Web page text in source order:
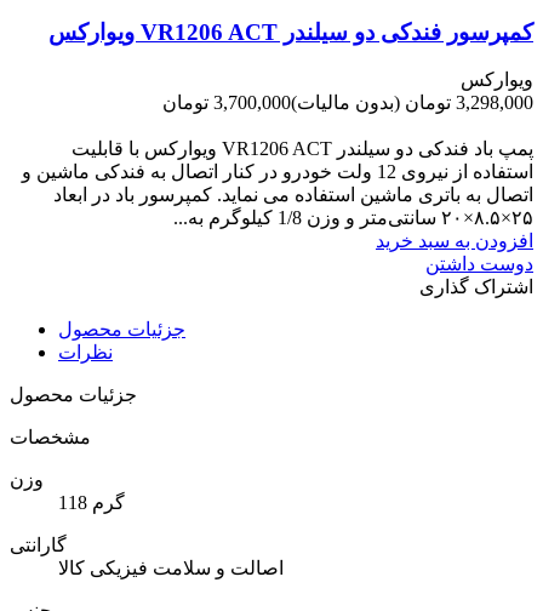
کمپرسور فندکی دو سیلندر VR1206 ACT ویوارکس
ویوارکس
3,298,000 تومان
(بدون مالیات)3,700,000 تومان
پمپ باد فندکی دو سیلندر VR1206 ACT ویوارکس با قابلیت
استفاده از نیروی 12 ولت خودرو در کنار اتصال به فندکی ماشین و
اتصال به باتری ماشین استفاده می نماید. کمپرسور باد در ابعاد
۲۵×۸.۵×۲۰ سانتی‌متر و وزن 1/8 کیلوگرم به...
افزودن به سبد خرید
دوست داشتن
اشتراک گذاری
جزئیات محصول
نظرات
جزئیات محصول
مشخصات
وزن
118 گرم
گارانتی
اصالت و سلامت فیزیکی کالا